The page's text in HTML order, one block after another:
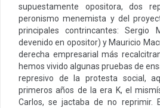
supuestamente opositora, dos
peronismo menemista y del
principales contrincantes: Sergio
devenido en opositor) y Mauricio
derecha empresarial más
hemos vivido algunas pruebas de
represivo de la protesta social,
primeros años de la era K, el
Carlos, se jactaba de no reprimir.